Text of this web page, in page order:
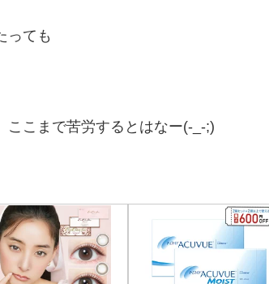
っても
ここまで苦労するとはなー(-_-;)